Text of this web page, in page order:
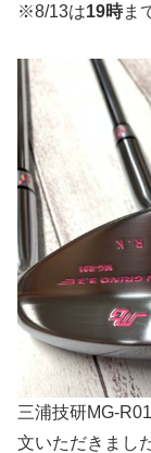
※8/13は19時ま
三浦技研MG-
文いただきまし